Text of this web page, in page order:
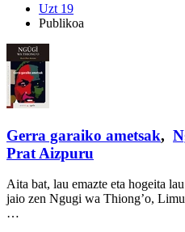
Uzt 19
Publikoa
Gerra garaiko ametsak,
Prat Aizpuru
Aita bat, lau emazte eta hogeita
jaio zen Ngugi wa Thiong’o,
…